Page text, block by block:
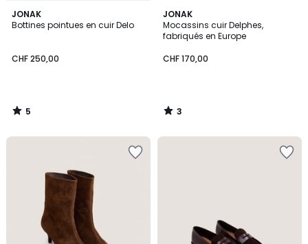
JONAK
Bottines pointues en cuir Delo
CHF 250,00
5
/
5
/
JONAK
Mocassins cuir Delphes,
fabriqués en Europe
CHF 170,00
3
/
5
3
/